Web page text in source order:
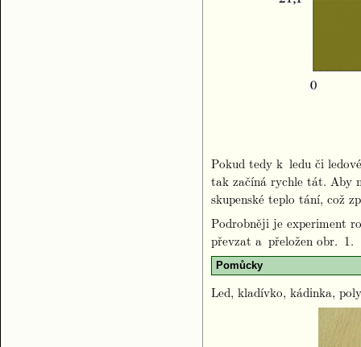
Pokud tedy k ledu či
tak začíná rychle tát. Aby
skupenské teplo tání, což
Podrobněji je experiment
převzat a přeložen obr. 1.
Pomůcky
Led, kladívko, kádinka,